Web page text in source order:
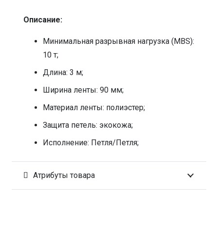
Описание:
Минимальная разрывная нагрузка (MBS):
10 т;
Длина: 3 м;
Ширина ленты: 90 мм;
Материал ленты: полиэстер;
Защита петель: экокожа;
Исполнение: Петля/Петля;
Атрибуты товара